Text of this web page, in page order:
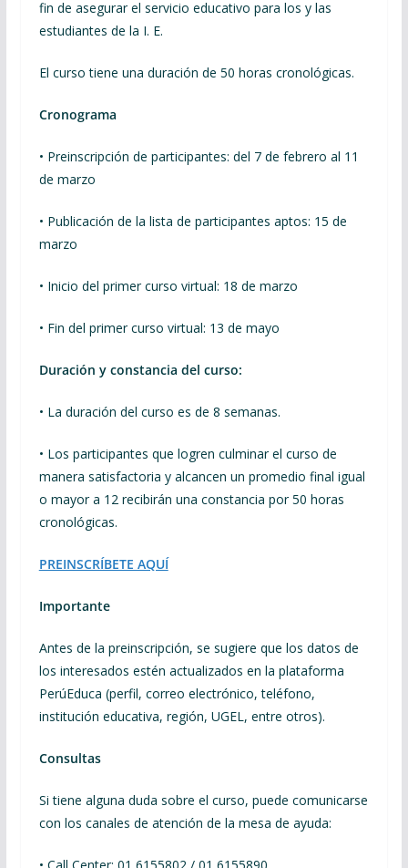
fin de asegurar el servicio educativo para los y las
estudiantes de la I. E.
El curso tiene una duración de 50 horas cronológicas.
Cronograma
• Preinscripción de participantes: del 7 de febrero al 11
de marzo
• Publicación de la lista de participantes aptos: 15 de
marzo
• Inicio del primer curso virtual: 18 de marzo
• Fin del primer curso virtual: 13 de mayo
Duración y constancia del curso:
• La duración del curso es de 8 semanas.
• Los participantes que logren culminar el curso de
manera satisfactoria y alcancen un promedio final igual
o mayor a 12 recibirán una constancia por 50 horas
cronológicas.
PREINSCRÍBETE AQUÍ
Importante
Antes de la preinscripción, se sugiere que los datos de
los interesados estén actualizados en la plataforma
PerúEduca (perfil, correo electrónico, teléfono,
institución educativa, región, UGEL, entre otros).​​​​​​
Consultas
Si tiene alguna duda sobre el curso, puede comunicarse
con los canales de atención de la mesa de ayuda: